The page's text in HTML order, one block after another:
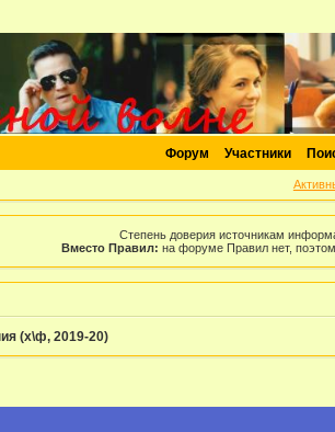
Форум Участники
Степень доверия источникам
Вместо Правил: на форуме Правил нет,
(х\ф, 2019-20)